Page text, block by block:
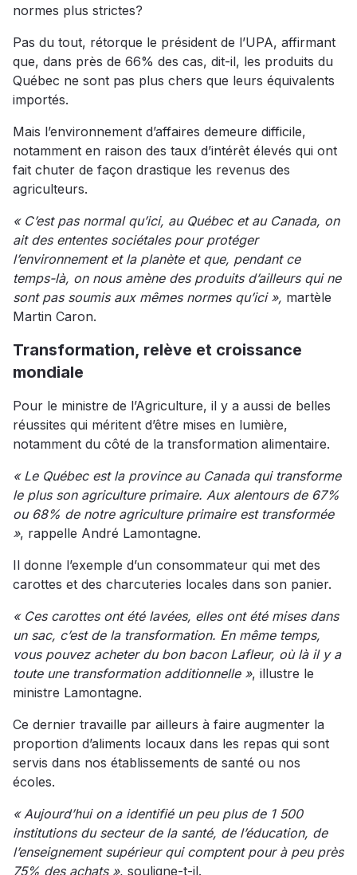
normes plus strictes?
Pas du tout, rétorque le président de l’UPA, affirmant
que, dans près de 66% des cas, dit-il, les produits du
Québec ne sont pas plus chers que leurs équivalents
importés.
Mais l’environnement d’affaires demeure difficile,
notamment en raison des taux d’intérêt élevés qui ont
fait chuter de façon drastique les revenus des
agriculteurs.
« C’est pas normal qu’ici, au Québec et au Canada, on
ait des ententes sociétales pour protéger
l’environnement et la planète et que, pendant ce
temps-là, on nous amène des produits d’ailleurs qui ne
sont pas soumis aux mêmes normes qu’ici », martèle
Martin Caron.
Transformation, relève et croissance
mondiale
Pour le ministre de l’Agriculture, il y a aussi de belles
réussites qui méritent d’être mises en lumière,
notamment du côté de la transformation alimentaire.
« Le Québec est la province au Canada qui transforme
le plus son agriculture primaire. Aux alentours de 67%
ou 68% de notre agriculture primaire est transformée
», rappelle André Lamontagne.
Il donne l’exemple d’un consommateur qui met des
carottes et des charcuteries locales dans son panier.
« Ces carottes ont été lavées, elles ont été mises dans
un sac, c’est de la transformation. En même temps,
vous pouvez acheter du bon bacon Lafleur, où là il y a
toute une transformation additionnelle », illustre le
ministre Lamontagne.
Ce dernier travaille par ailleurs à faire augmenter la
proportion d’aliments locaux dans les repas qui sont
servis dans nos établissements de santé ou nos
écoles.
« Aujourd’hui on a identifié un peu plus de 1 500
institutions du secteur de la santé, de l’éducation, de
l’enseignement supérieur qui comptent pour à peu près
75% des achats », souligne-t-il.